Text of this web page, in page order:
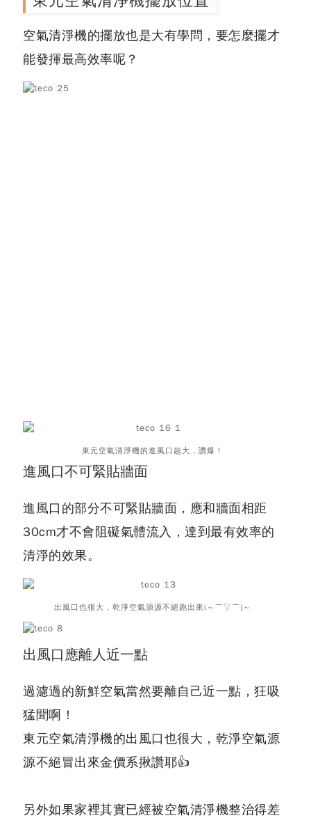
空氣清淨機的擺放也是大有學問，要怎麼擺才
能發揮最高效率呢？
東元空氣清淨機的進風口超大，讚爆！
進風口不可緊貼牆面
進風口的部分不可緊貼牆面，應和牆面相距
30cm才不會阻礙氣體流入，達到最有效率的
清淨的效果。
出風口也很大，乾淨空氣源源不絕跑出來(～￣▽￣)～
出風口應離人近一點
過濾過的新鮮空氣當然要離自己近一點，狂吸
猛聞啊！
東元空氣清淨機的出風口也很大，乾淨空氣源
源不絕冒出來金價系揪讚耶👍
另外如果家裡其實已經被空氣清淨機整治得差